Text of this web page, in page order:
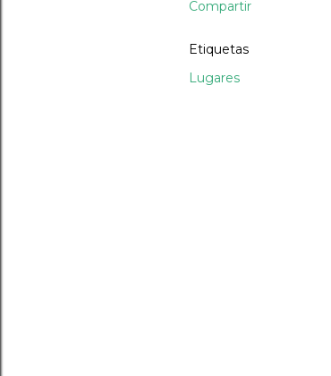
Compartir
Etiquetas
Lugares